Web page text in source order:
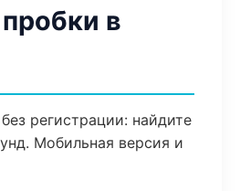
в
регистрации: найдите
Мобильная версия и